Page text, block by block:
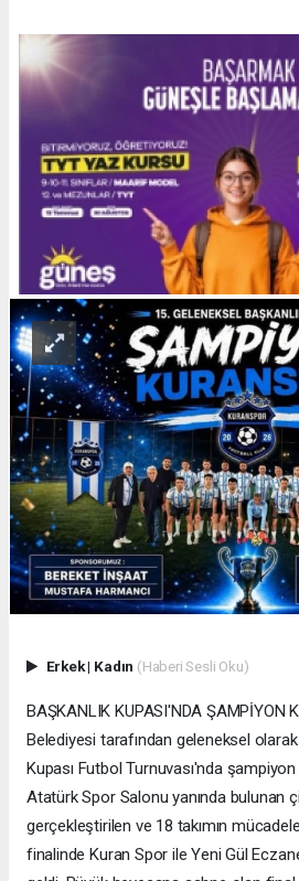
Erkek| Kadın (Haberi Sesli Oku)
BAŞKANLIK KUPASI'NDA ŞAMPİYON
Belediyesi tarafından geleneksel
Kupası Futbol Turnuvası'nda
Atatürk Spor Salonu yanında bulunan
gerçekleştirilen ve 18 takımın
finalinde Kuran Spor ile Yeni Gül